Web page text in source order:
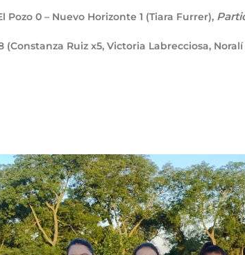
Pozo 0 – Nuevo Horizonte 1 (Tiara Furrer),
(Constanza Ruiz x5, Victoria Labrecciosa,